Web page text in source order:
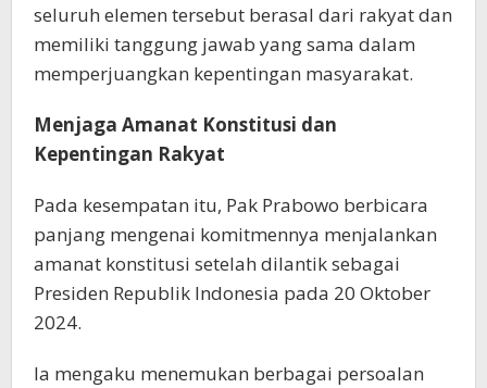
seluruh elemen tersebut berasal dari rakyat dan
memiliki tanggung jawab yang sama dalam
memperjuangkan kepentingan masyarakat.
Menjaga Amanat Konstitusi dan
Kepentingan Rakyat
Pada kesempatan itu, Pak Prabowo berbicara
panjang mengenai komitmennya menjalankan
amanat konstitusi setelah dilantik sebagai
Presiden Republik Indonesia pada 20 Oktober
2024.
Ia mengaku menemukan berbagai persoalan